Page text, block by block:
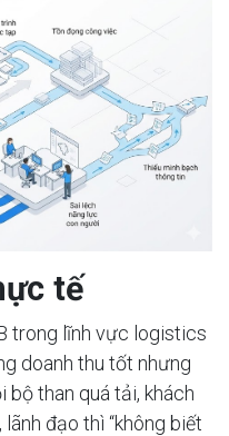
tế
trong lĩnh vực logistics
doanh thu tốt nhưng
bộ than quá tải, khách
đạo thì “không biết